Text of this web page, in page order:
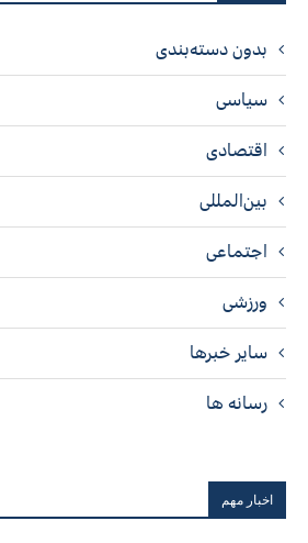
بدون دسته‌بندی
سیاسی
اقتصادی
بین‌المللی
اجتماعی
ورزشی
سایر خبرها
رسانه ها
اخبار مهم